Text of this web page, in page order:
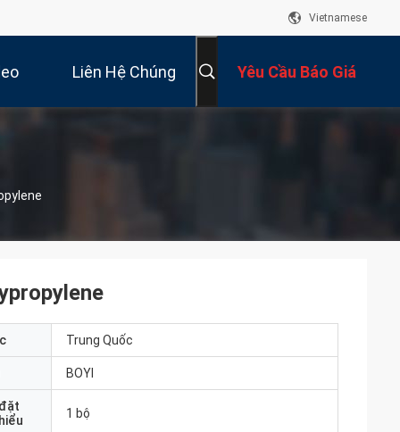
Vietnamese
Liên Hệ Chúng Yêu Cầu Báo Giá
Trung Quốc
BOYI
1 bộ